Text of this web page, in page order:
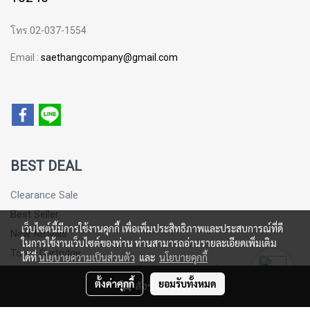
สั่งซื้อสินค้า
โทร.02-037-1554
Email : saethangcompany@gmail.com
BEST DEAL
Clearance Sale
Best Seller
New Arrivals
Toner Cartridge
เว็บไซต์นี้มีการใช้งานคุกกี้ เพื่อเพิ่มประสิทธิภาพและประสบการณ์ที่ดี
ในการใช้งานเว็บไซต์ของท่าน ท่านสามารถอ่านรายละเอียดเพิ่มเติม
ได้ที่นโยบายความเป็นส่วนตัว และ นโยบายคุกกี้
ตั้งค่าคุกกี้ ยอมรับทั้งหมด